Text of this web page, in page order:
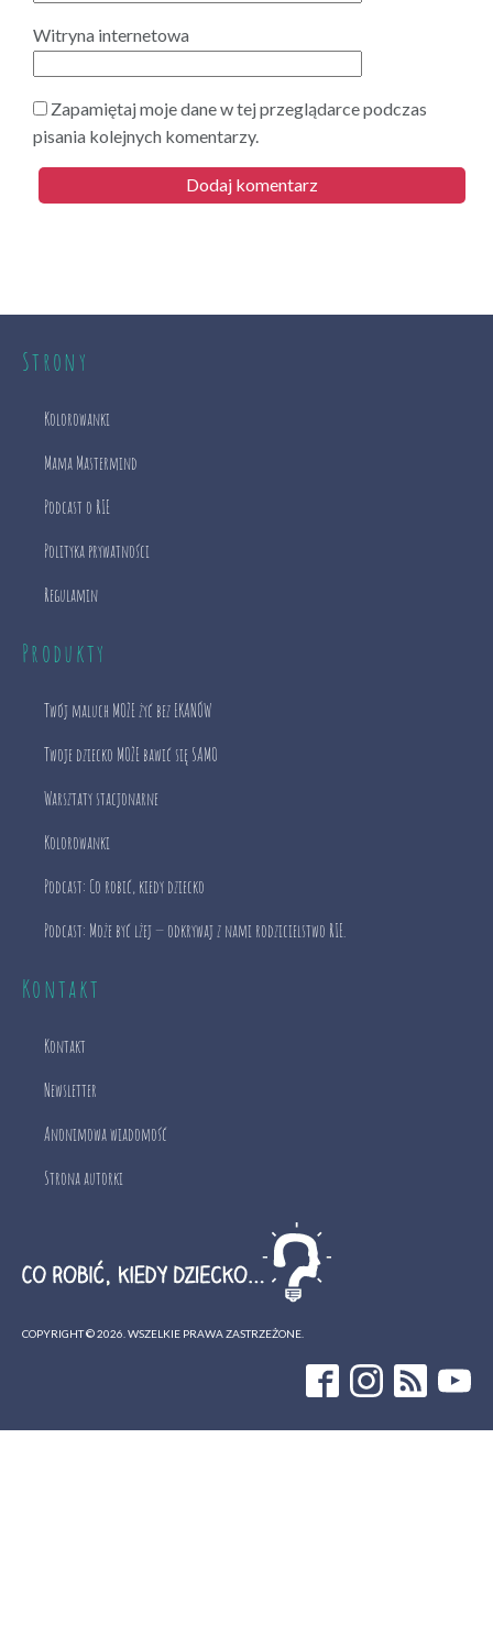
Witryna internetowa
Zapamiętaj moje dane w tej przeglądarce podczas
pisania kolejnych komentarzy.
Strony
Kolorowanki
Mama Mastermind
Podcast o RIE
Polityka prywatności
Regulamin
Produkty
Twój maluch MOŻE żyć bez EKANÓW
Twoje dziecko MOŻE bawić się SAMO
Warsztaty stacjonarne
Kolorowanki
Podcast: Co robić, kiedy dziecko
Podcast: Może być lżej — odkrywaj z nami rodzicielstwo RIE.
Kontakt
Kontakt
Newsletter
Anonimowa wiadomość
Strona autorki
COPYRIGHT ©2026 . WSZELKIE PRAWA ZASTRZEŻONE.